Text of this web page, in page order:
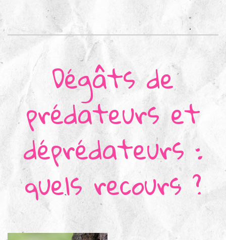
Dégâts de
prédateurs et
déprédateurs :
quels recours ?